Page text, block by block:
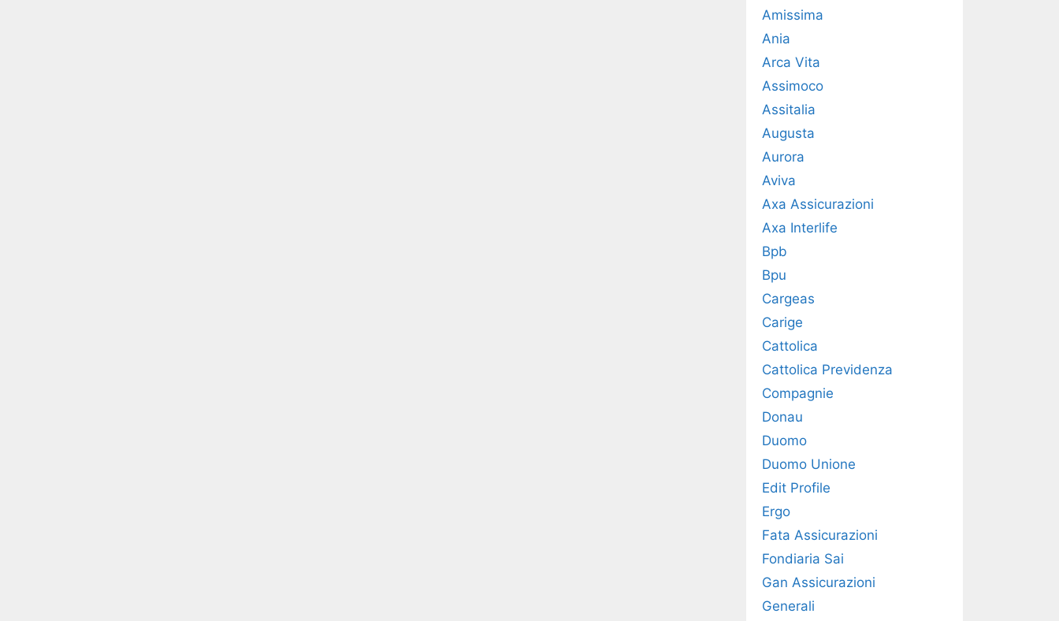
Amissima
Ania
Arca Vita
Assimoco
Assitalia
Augusta
Aurora
Aviva
Axa Assicurazioni
Axa Interlife
Bpb
Bpu
Cargeas
Carige
Cattolica
Cattolica Previdenza
Compagnie
Donau
Duomo
Duomo Unione
Edit Profile
Ergo
Fata Assicurazioni
Fondiaria Sai
Gan Assicurazioni
Generali